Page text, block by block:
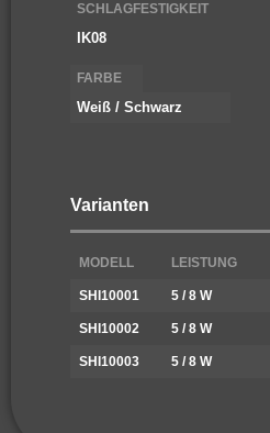
SCHLAGFESTIGKEIT
IK08
FARBE
Weiß / Schwarz
Varianten
MODELL LEISTUNG
SHI10001 5 / 8 W
SHI10002 5 / 8 W
SHI10003 5 / 8 W